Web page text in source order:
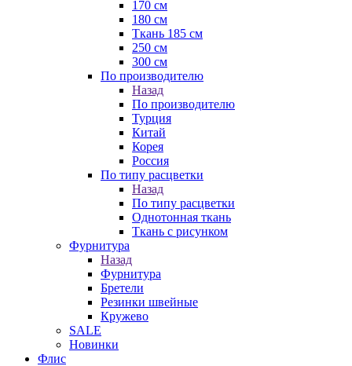
170 см
180 см
Ткань 185 см
250 см
300 см
По производителю
Назад
По производителю
Турция
Китай
Корея
Россия
По типу расцветки
Назад
По типу расцветки
Однотонная ткань
Ткань с рисунком
Фурнитура
Назад
Фурнитура
Бретели
Резинки швейные
Кружево
SALE
Новинки
Флис